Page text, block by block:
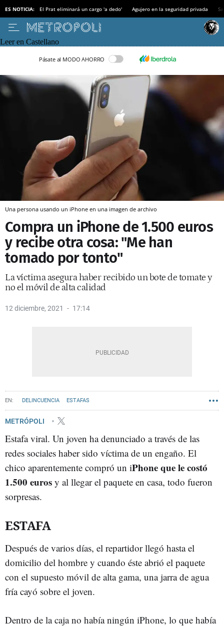
ES NOTICIA: El Prat eliminará un cargo 'a dedo' Agujero en la seguridad privada
Leer en Castellano
Pásate al MODO AHORRO
Una persona usando un iPhone en una imagen de archivo
Compra un iPhone de 1.500 euros
y recibe otra cosa: "Me han
tomado por tonto"
La víctima asegura haber recibido un bote de tomate y
no el móvil de alta calidad
12 diciembre, 2021 17:14
DELINCUENCIA ESTAFAS
METRÓPOLI
Estafa viral. Un joven ha denunciado a través de las
redes sociales haber sido víctima de un engaño. El
chico aparentemente compró un iPhone que le costó
1.500 euros y al llegar el paquete en casa, todo fueron
sorpresas.
ESTAFA
Después de varios días, el repartidor llegó hasta el
domicilio del hombre y cuando éste abrió el paquete
con el supuesto móvil de alta gama, una jarra de agua
fría cayó sobre el joven.
Dentro de la caja no había ningún iPhone, lo que había